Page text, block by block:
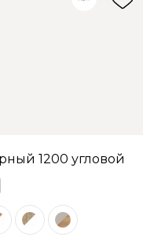
1200 угловой